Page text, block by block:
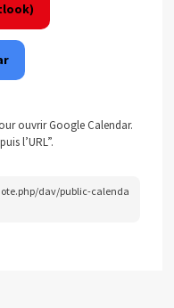
ouvrir Google Calendar.
l’URL”.
dav/public-calenda